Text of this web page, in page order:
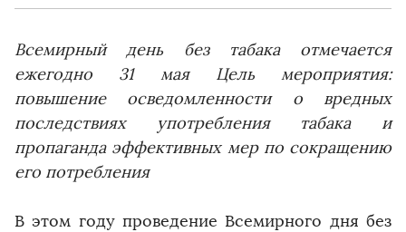
Всемирный день без табака отмечается
ежегодно 31 мая Цель мероприятия:
повышение осведомленности о вредных
последствиях употребления табака и
пропаганда эффективных мер по сокращению
его потребления
В этом году проведение Всемирного дня без